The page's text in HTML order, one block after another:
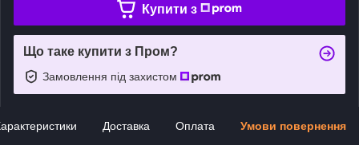
Купити з
Що таке купити з Пром?
Замовлення під захистом
Доставка Оплата Умови повернення